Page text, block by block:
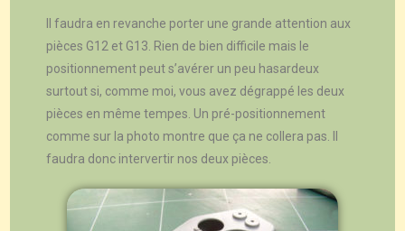
Il faudra en revanche porter une grande attention aux
pièces G12 et G13. Rien de bien difficile mais le
positionnement peut s’avérer un peu hasardeux
surtout si, comme moi, vous avez dégrappé les deux
pièces en même tempes. Un pré-positionnement
comme sur la photo montre que ça ne collera pas. Il
faudra donc intervertir nos deux pièces.